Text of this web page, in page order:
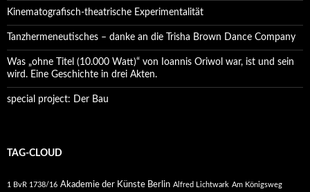
Kinematografisch-theatrische Experimentalität
Tanzhermeneutisches – danke an die Trisha Brown Dance Company
Was „ohne Titel (10.000 Watt)“ von Ioannis Oriwol war, ist und sein
wird. Eine Geschichte in drei Akten.
special project: Der Bau
TAG-CLOUD
1 BvR 1738/16 Akademie der Künste Berlin Alfred Lichtwark Am Königsweg